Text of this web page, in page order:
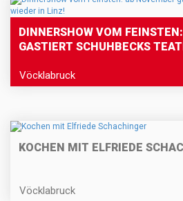
DINNERSHOW VOM
GASTIERT SCHUHBECKS
Vöcklabruck
KOCHEN MIT ELFRIEDE
Vöcklabruck